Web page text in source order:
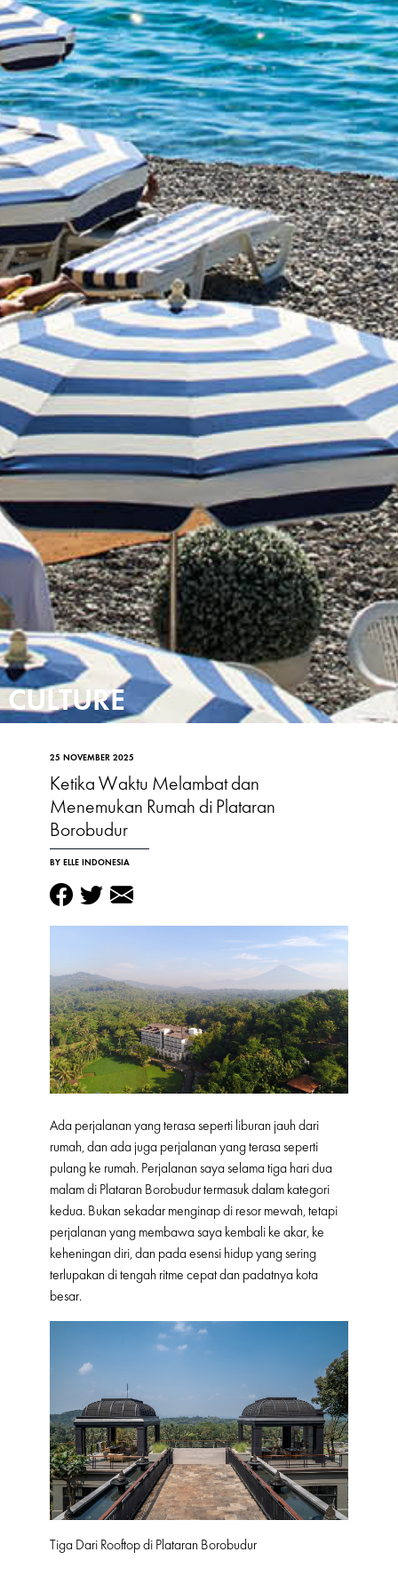
CULTURE
25 NOVEMBER 2025
Ketika Waktu Melambat dan
Menemukan Rumah di Plataran
Borobudur
BY ELLE INDONESIA
Ada perjalanan yang terasa seperti liburan jauh dari
rumah, dan ada juga perjalanan yang terasa seperti
pulang ke rumah. Perjalanan saya selama tiga hari dua
malam di Plataran Borobudur termasuk dalam kategori
kedua. Bukan sekadar menginap di resor mewah, tetapi
perjalanan yang membawa saya kembali ke akar, ke
keheningan diri, dan pada esensi hidup yang sering
terlupakan di tengah ritme cepat dan padatnya kota
besar.
Tiga Dari Rooftop di Plataran Borobudur